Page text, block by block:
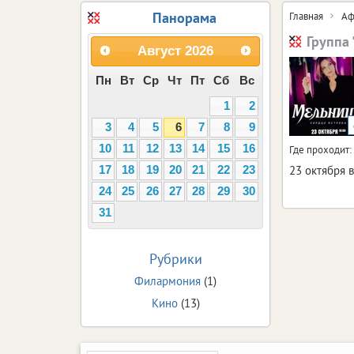
Главная
Где проходит:
23 октября
Панорама
Август 2026
Пн Вт Ср Чт Пт Сб
Вс
1
2
3
4 5 6 7 8
9
10
11 12 13 14 15
16
17
18 19 20 21 22
23
24
25 26 27 28 29
30
31
Рубрики
Филармония (1)
Кино(13)